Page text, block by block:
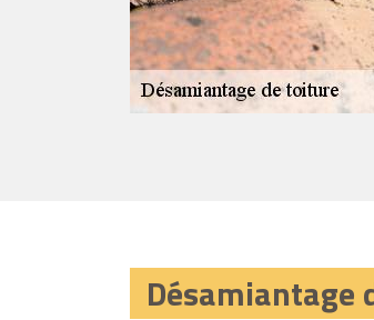
Désamiantage